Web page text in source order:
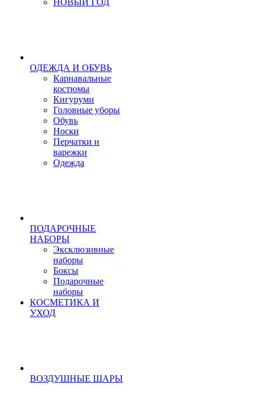
НОВЫЙ ГОД
ОДЕЖДА И ОБУВЬ
Карнавальные
костюмы
Кигуруми
Головные уборы
Обувь
Носки
Перчатки и
варежки
Одежда
ПОДАРОЧНЫЕ
НАБОРЫ
Эксклюзивные
наборы
Боксы
Подарочные
наборы
КОСМЕТИКА И
УХОД
ВОЗДУШНЫЕ ШАРЫ